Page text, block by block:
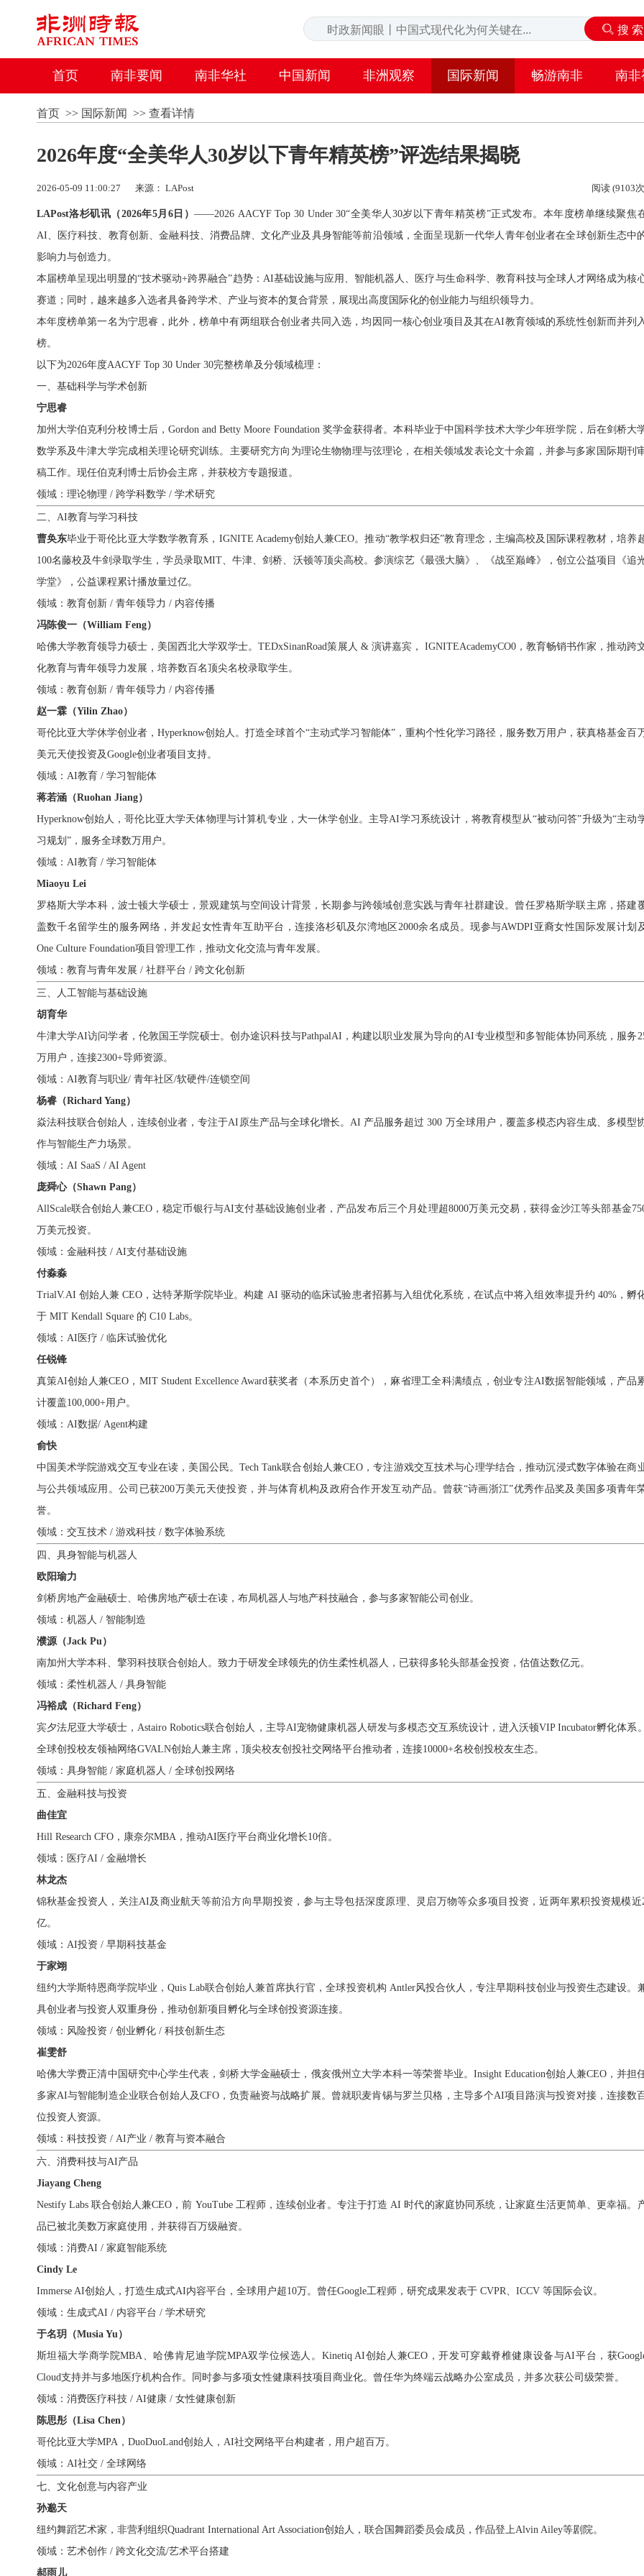
首页 南非要闻 南非华社 中国新闻 非洲观察 国际新闻 畅游南非 南非
首页>> 国际新闻 >> 查看详情
2026年度“全美华人30岁以下青年精英榜”评选结果揭晓
2026-05-09 11:00:27 来源： LAPost 阅读 (9103
LAPost洛杉矶讯（2026年5月6日）——2026 AACYF Top 30 Under 30“全美华人30岁以下青年精英榜”正式发布。本年度榜单继续聚焦
AI、医疗科技、教育创新、金融科技、消费品牌、文化产业及具身智能等前沿领域，全面呈现新一代华人青年创业者在全球创新生态中
影响力与创造力。
本届榜单呈现出明显的“技术驱动+跨界融合”趋势：AI基础设施与应用、智能机器人、医疗与生命科学、教育科技与全球人才网络成为核
赛道；同时，越来越多入选者具备跨学术、产业与资本的复合背景，展现出高度国际化的创业能力与组织领导力。
本年度榜单第一名为宁思睿，此外，榜单中有两组联合创业者共同入选，均因同一核心创业项目及其在AI教育领域的系统性创新而并列
榜。
以下为2026年度AACYF Top 30 Under 30完整榜单及分领域梳理：
一、基础科学与学术创新
宁思睿
加州大学伯克利分校博士后，Gordon and Betty Moore Foundation 奖学金获得者。本科毕业于中国科学技术大学少年班学院， 后在剑桥大
数学系及牛津大学完成相关理论研究训练。 主要研究方向为理论生物物理与弦理论， 在相关领域发表论文十余篇，并参与多家国际期刊
稿工作。 现任伯克利博士后协会主席，并获校方专题报道。
领域：理论物理 / 跨学科数学 / 学术研究
二、AI教育与学习科技
曹奂东毕业于哥伦比亚大学数学教育系，IGNITE Academy创始人兼CEO。推动“教学权归还”教育理念，主编高校及国际课程教材，培养
100名藤校及牛剑录取学生，学员录取MIT、牛津、剑桥、沃顿等顶尖高校。参演综艺《最强大脑》、《战至巅峰》，创立公益项目《追
学堂》，公益课程累计播放量过亿。
领域：教育创新 / 青年领导力 / 内容传播
冯陈俊一（William Feng）
哈佛大学教育领导力硕士，美国西北大学双学士。TEDxSinanRoad策展人 & 演讲嘉宾， IGNITEAcademyCO0，教育畅销书作家，推动跨
化教育与青年领导力发展，培养数百名顶尖名校录取学生。
领域：教育创新 / 青年领导力 / 内容传播
赵一霖（Yilin Zhao）
哥伦比亚大学休学创业者，Hyperknow创始人。打造全球首个“主动式学习智能体”，重构个性化学习路径，服务数万用户，获真格基金百
美元天使投资及Google创业者项目支持。
领域：AI教育 / 学习智能体
蒋若涵（Ruohan Jiang）
Hyperknow创始人，哥伦比亚大学天体物理与计算机专业，大一休学创业。主导AI学习系统设计，将教育模型从“被动问答”升级为“主动
习规划”，服务全球数万用户。
领域：AI教育 / 学习智能体
Miaoyu Lei
罗格斯大学本科，波士顿大学硕士，景观建筑与空间设计背景，长期参与跨领域创意实践与青年社群建设。曾任罗格斯学联主席，搭建
盖数千名留学生的服务网络，并发起女性青年互助平台，连接洛杉矶及尔湾地区2000余名成员。现参与AWDPI亚裔女性国际发展计划
One Culture Foundation项目管理工作，推动文化交流与青年发展。
领域：教育与青年发展 / 社群平台 / 跨文化创新
三、人工智能与基础设施
胡育华
牛津大学AI访问学者，伦敦国王学院硕士。创办途识科技与PathpalAI，构建以职业发展为导向的AI专业模型和多智能体协同系统，服务
万用户，连接2300+导师资源。
领域：AI教育与职业/ 青年社区/软硬件/连锁空间
杨睿（Richard Yang）
焱法科技联合创始人，连续创业者，专注于AI原生产品与全球化增长。AI 产品服务超过 300 万全球用户，覆盖多模态内容生成、多模型
作与智能生产力场景。
领域：AI SaaS / AI Agent
庞舜心（Shawn Pang）
AllScale联合创始人兼CEO，稳定币银行与AI支付基础设施创业者， 产品发布后三个月处理超8000万美元交易，获得金沙江等头部基金
万美元投资。
领域：金融科技 / AI支付基础设施
付淼淼
TrialV.AI 创始人兼 CEO，达特茅斯学院毕业。构建 AI 驱动的临床试验患者招募与入组优化系统，在试点中将入组效率提升约 40%，孵
于 MIT Kendall Square 的 C10 Labs。
领域：AI医疗 / 临床试验优化
任锐锋
真策AI创始人兼CEO，MIT Student Excellence Award获奖者（本系历史首个），麻省理工全科满绩点， 创业专注AI数据智能领域，产品
计覆盖100,000+用户。
领域：AI数据/ Agent构建
俞快
中国美术学院游戏交互专业在读，美国公民。Tech Tank联合创始人兼CEO，专注游戏交互技术与心理学结合，推动沉浸式数字体验在商
与公共领域应用。公司已获200万美元天使投资，并与体育机构及政府合作开发互动产品。曾获“诗画浙江”优秀作品奖及美国多项青年
誉。
领域：交互技术 / 游戏科技 / 数字体验系统
四、具身智能与机器人
欧阳瑜力
剑桥房地产金融硕士、哈佛房地产硕士在读， 布局机器人与地产科技融合，参与多家智能公司创业。
领域：机器人 / 智能制造
濮源（Jack Pu）
南加州大学本科、擎羽科技联合创始人。致力于研发全球领先的仿生柔性机器人，已获得多轮头部基金投资，估值达数亿元。
领域：柔性机器人 / 具身智能
冯裕成（Richard Feng）
宾夕法尼亚大学硕士，Astairo Robotics联合创始人，主导AI宠物健康机器人研发与多模态交互系统设计，进入沃顿VIP Incubator孵化体系。
全球创投校友领袖网络GVALN创始人兼主席，顶尖校友创投社交网络平台推动者，连接10000+名校创投校友生态。
领域：具身智能 / 家庭机器人 / 全球创投网络
五、金融科技与投资
曲佳宜
Hill Research CFO，康奈尔MBA，推动AI医疗平台商业化增长10倍。
领域：医疗AI / 金融增长
林龙杰
锦秋基金投资人，关注AI及商业航天等前沿方向早期投资，参与主导包括深度原理、灵启万物等众多项目投资，近两年累积投资规模近
亿。
领域：AI投资 / 早期科技基金
于家翊
纽约大学斯特恩商学院毕业，Quis Lab联合创始人兼首席执行官，全球投资机构 Antler风投合伙人，专注早期科技创业与投资生态建设。
具创业者与投资人双重身份，推动创新项目孵化与全球创投资源连接。
领域：风险投资 / 创业孵化 / 科技创新生态
崔雯舒
哈佛大学费正清中国研究中心学生代表，剑桥大学金融硕士，俄亥俄州立大学本科一等荣誉毕业。Insight Education创始人兼CEO，并担
多家AI与智能制造企业联合创始人及CFO，负责融资与战略扩展。曾就职麦肯锡与罗兰贝格，主导多个AI项目路演与投资对接，连接数
位投资人资源。
领域：科技投资 / AI产业 / 教育与资本融合
六、消费科技与AI产品
Jiayang Cheng
Nestify Labs 联合创始人兼CEO，前 YouTube 工程师，连续创业者。专注于打造 AI 时代的家庭协同系统，让家庭生活更简单、更幸福。
品已被北美数万家庭使用，并获得百万级融资。
领域：消费AI / 家庭智能系统
Cindy Le
Immerse AI创始人，打造生成式AI内容平台，全球用户超10万。 曾任Google工程师，研究成果发表于 CVPR、ICCV 等国际会议。
领域：生成式AI / 内容平台 / 学术研究
于名玥（Musia Yu）
斯坦福大学商学院MBA、哈佛肯尼迪学院MPA双学位候选人。Kinetiq AI创始人兼CEO，开发可穿戴脊椎健康设备与AI平台，获
Cloud支持并与多地医疗机构合作。同时参与多项女性健康科技项目商业化。曾任华为终端云战略办公室成员，并多次获公司级荣誉。
领域：消费医疗科技 / AI健康 / 女性健康创新
陈思彤（Lisa Chen）
哥伦比亚大学MPA，DuoDuoLand创始人，AI社交网络平台构建者，用户超百万。
领域：AI社交 / 全球网络
七、文化创意与内容产业
孙邈天
纽约舞蹈艺术家，非营利组织Quadrant International Art Association创始人，联合国舞蹈委员会成员， 作品登上Alvin Ailey等剧院。
领域：艺术创作 / 跨文化交流/艺术平台搭建
郝雨儿